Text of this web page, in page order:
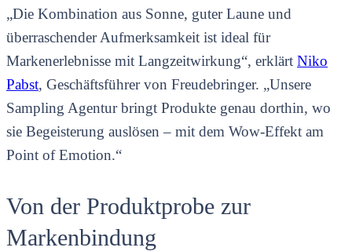
„Die Kombination aus Sonne, guter Laune und
überraschender Aufmerksamkeit ist ideal für
Markenerlebnisse mit Langzeitwirkung“, erklärt Niko
Pabst, Geschäftsführer von Freudebringer. „Unsere
Sampling Agentur bringt Produkte genau dorthin, wo
sie Begeisterung auslösen – mit dem Wow-Effekt am
Point of Emotion.“
Von der Produktprobe zur
Markenbindung